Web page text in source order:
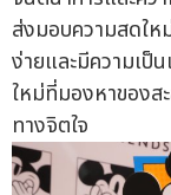
ส่งมอบความสดใ
ง่ายและมีความเป็
ใหม่ที่มองหาของ
ทางจิตใจ